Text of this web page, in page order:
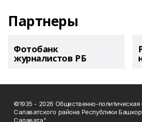
Партнеры
Фотобанк
журналистов РБ
©1935 - 2026 Общественно-политическая
Салаватского района Республики
Салавата"